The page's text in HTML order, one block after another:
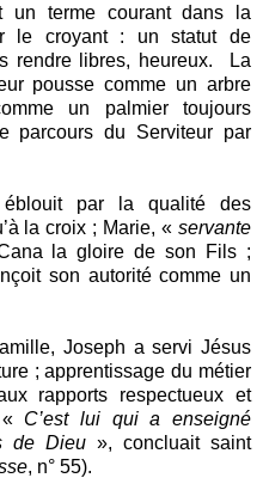
un terme courant dans la
le croyant : un statut de
rendre libres, heureux. La
pousse comme un arbre
un palmier toujours
parcours du Serviteur par
éblouit par la qualité des
la croix ; Marie, « servante
la gloire de son Fils ;
son autorité comme un
Joseph a servi Jésus
; apprentissage du métier
rapports respectueux et
C’est lui qui a enseigné
de Dieu », concluait saint
, n° 55).